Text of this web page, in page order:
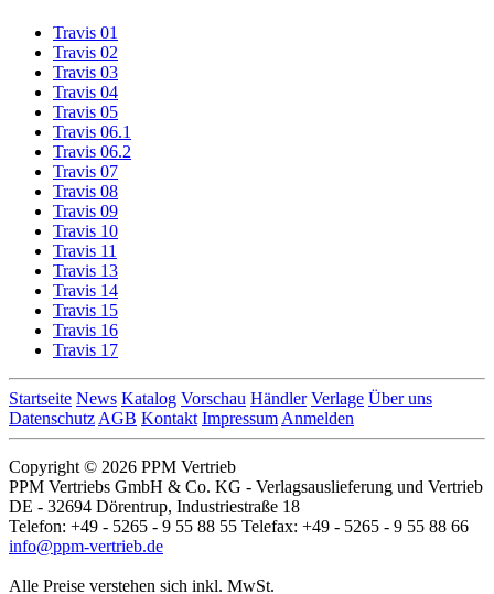
Travis 01
Travis 02
Travis 03
Travis 04
Travis 05
Travis 06.1
Travis 06.2
Travis 07
Travis 08
Travis 09
Travis 10
Travis 11
Travis 13
Travis 14
Travis 15
Travis 16
Travis 17
Startseite News Katalog Vorschau Händler Verlage Über uns
Datenschutz AGB Kontakt Impressum Anmelden
Copyright © 2026 PPM Vertrieb
PPM Vertriebs GmbH & Co. KG - Verlagsauslieferung und Vertrieb
DE - 32694 Dörentrup, Industriestraße 18
Telefon: +49 - 5265 - 9 55 88 55 Telefax: +49 - 5265 - 9 55 88 66
info@ppm-vertrieb.de
Alle Preise verstehen sich inkl. MwSt.